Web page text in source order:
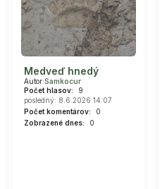
Medveď hnedý
Autor:Samkocur
Počet hlasov:
9
posledný: 8.6.2026 14:07
Počet komentárov:
0
Zobrazené dnes:
0